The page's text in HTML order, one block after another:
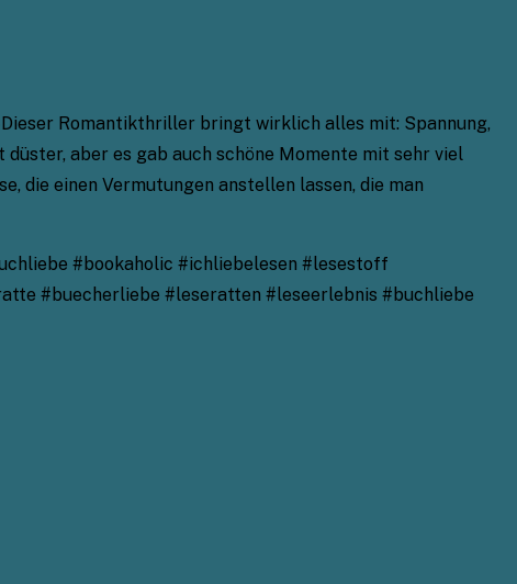
Romantikthriller bringt wirklich alles mit: Spannung,
aber es gab auch schöne Momente mit sehr viel
die einen Vermutungen anstellen lassen, die man
#bookaholic #ichliebelesen #lesestoff
#buecherliebe #leseratten #leseerlebnis #buchliebe